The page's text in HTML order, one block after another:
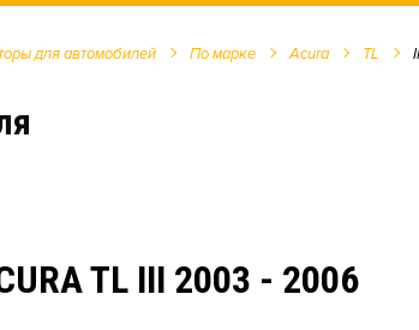
для автомобилей По марке Acura TL
TL III 2003 - 2006